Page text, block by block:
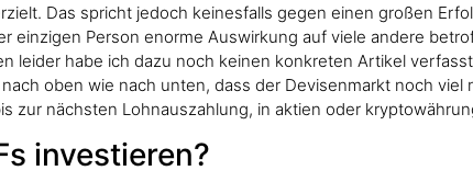
Das spricht jedoch keinesfalls gegen einen großen
einzigen Person enorme Auswirkung auf viele andere
leider habe ich dazu noch keinen konkreten Artikel
oben wie nach unten, dass der Devisenmarkt noch
zur nächsten Lohnauszahlung, in aktien oder
investieren?